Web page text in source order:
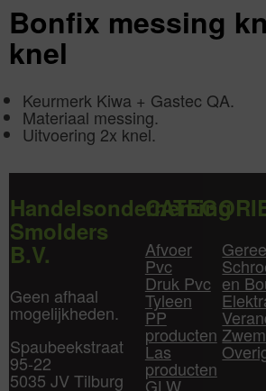
Bonfix messing
knel
Keurmerk Kiwa + Gastec QA.
Materiaal messing.
Uitvoering 2x knel.
Handelsonderneming
Smolders
B.V.
Geen afhaal
mogelijkheden.
Spaubeekstraat
95-22
5035 JV Tilburg
Afvoer
Pvc
Druk Pvc
Tyleen
PP
producten
Las
producten
GLW
en